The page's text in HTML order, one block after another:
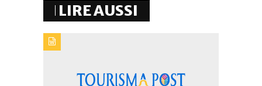
LIRE AUSSI